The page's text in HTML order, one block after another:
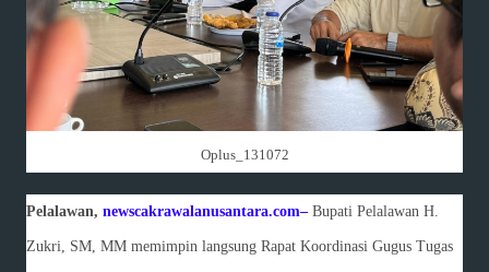
Oplus_131072
Pelalawan, newscakrawalanusantara.com– Bupati Pelalawan H.
Zukri, SM, MM memimpin langsung Rapat Koordinasi Gugus Tugas